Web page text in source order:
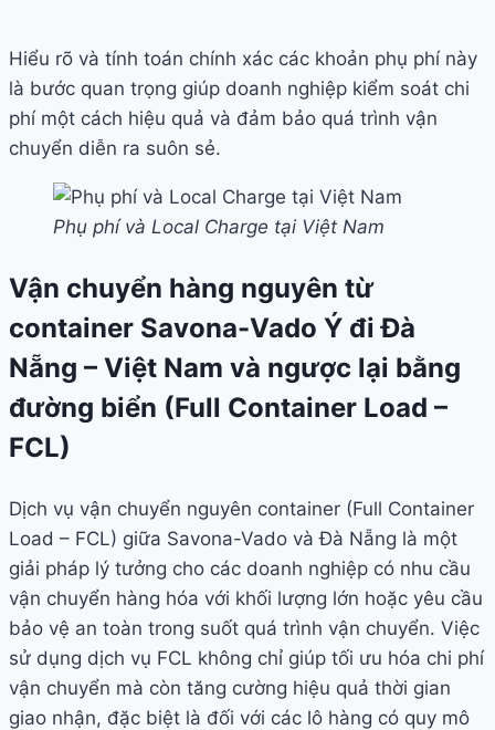
Hiểu rõ và tính toán chính xác các khoản phụ phí này
là bước quan trọng giúp doanh nghiệp kiểm soát chi
phí một cách hiệu quả và đảm bảo quá trình vận
chuyển diễn ra suôn sẻ.
Phụ phí và Local Charge tại Việt Nam
Vận chuyển hàng nguyên từ
container Savona-Vado Ý đi Đà
Nẵng – Việt Nam và ngược lại bằng
đường biển (Full Container Load –
FCL)
Dịch vụ vận chuyển nguyên container (Full Container
Load – FCL) giữa Savona-Vado và Đà Nẵng là một
giải pháp lý tưởng cho các doanh nghiệp có nhu cầu
vận chuyển hàng hóa với khối lượng lớn hoặc yêu cầu
bảo vệ an toàn trong suốt quá trình vận chuyển. Việc
sử dụng dịch vụ FCL không chỉ giúp tối ưu hóa chi phí
vận chuyển mà còn tăng cường hiệu quả thời gian
giao nhận, đặc biệt là đối với các lô hàng có quy mô